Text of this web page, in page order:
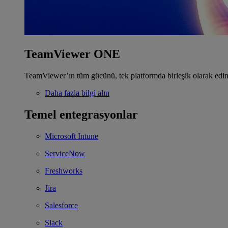
TeamViewer ONE
TeamViewer’ın tüm gücünü, tek platformda birleşik olarak
Daha fazla bilgi alın
Temel entegrasyonlar
Microsoft Intune
ServiceNow
Freshworks
Jira
Salesforce
Slack